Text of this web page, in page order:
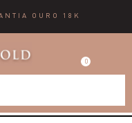
OURO 18K
0